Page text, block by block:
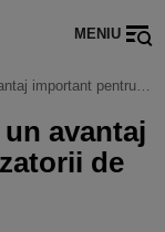
MENIU
utilizatorii de van-uri (p)
avantaj
de